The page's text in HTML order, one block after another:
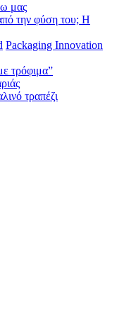
μας
την φύση του; Η
Packaging Innovation
τρόφιμα”
τραπέζι